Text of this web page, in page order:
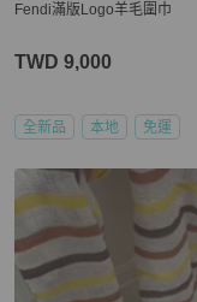
Fendi滿版Logo羊毛圍巾
TWD 9,000
全新品 本地 免運